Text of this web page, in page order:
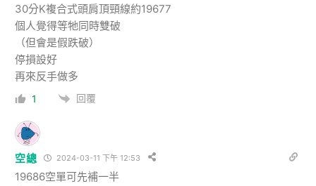
30分K複合式頭肩頂頸線約19677
個人覺得等牠同時雙破
（但會是假跌破）
停損設好
再來反手做多
1 回覆
空總 2024-03-11 下午 12:53
19686空單可先補一半